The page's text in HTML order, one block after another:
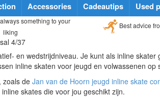
Accessories Cadeautips Used
something to your
liking
Best advice
4/37
en wedstrijdniveau. Je kunt als inline
inline skaten voor jeugd en volwassenen op
zoals deJan van de Hoorn jeugd inline skate
skates die voor jou geschikt zijn.